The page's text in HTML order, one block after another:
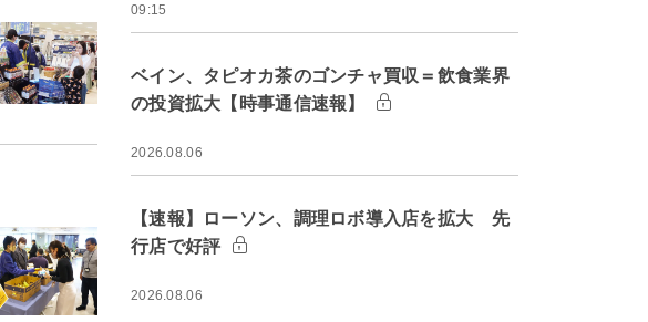
09:15
ベイン、タピオカ茶のゴンチャ買収＝飲食業界
の投資拡大【時事通信速報】
2026.08.06
【速報】ローソン、調理ロボ導入店を拡大 先
行店で好評
2026.08.06